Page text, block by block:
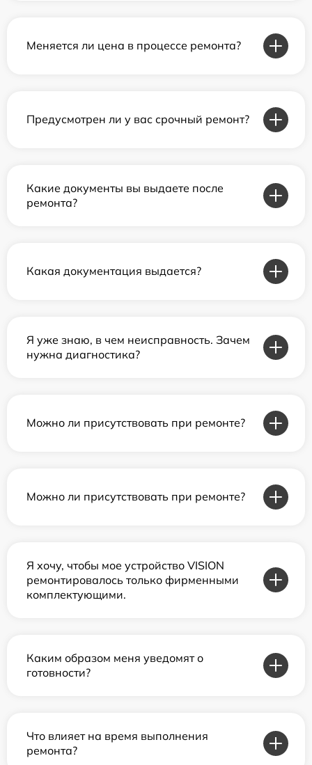
Меняется ли цена в процессе ремонта?
Предусмотрен ли у вас срочный ремонт?
Какие документы вы выдаете после
ремонта?
Какая документация выдается?
Я уже знаю, в чем неисправность. Зачем
нужна диагностика?
Можно ли присутствовать при ремонте?
Можно ли присутствовать при ремонте?
Я хочу, чтобы мое устройство VISION
ремонтировалось только фирменными
комплектующими.
Каким образом меня уведомят о
готовности?
Что влияет на время выполнения
ремонта?